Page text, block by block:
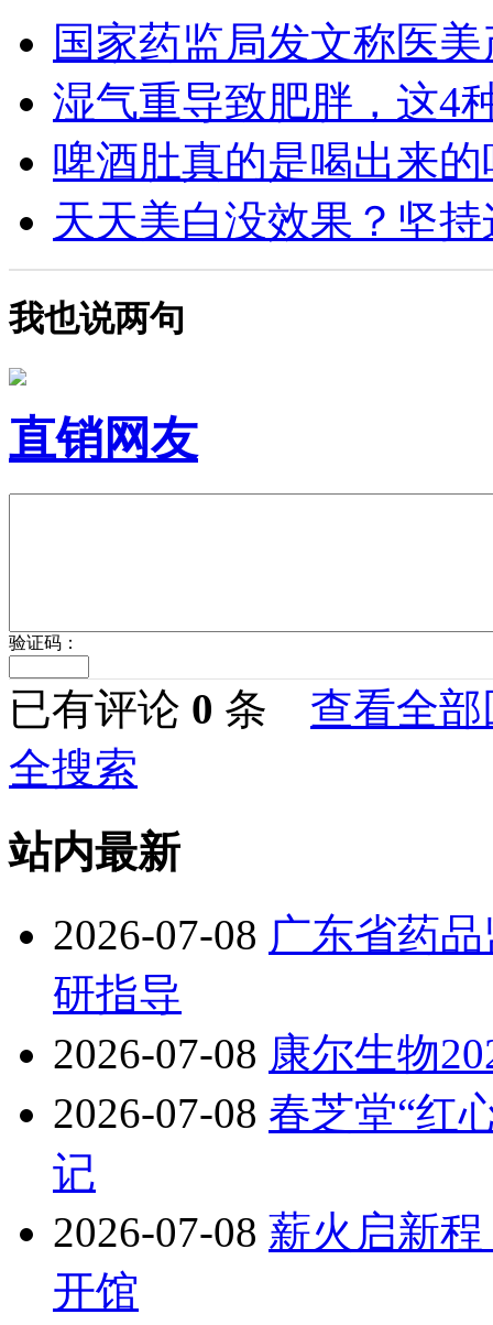
国家药监局发文称医
湿气重导致肥胖，这4
啤酒肚真的是喝出来的
天天美白没效果？坚持
我也说两句
直销网友
验证码：
已有评论 0 条 查看全部
全搜索
站内最新
2026-07-08 广东省药
研指导
2026-07-08 康尔生物
2026-07-08 春芝堂“红
记
2026-07-08 薪火启新
开馆